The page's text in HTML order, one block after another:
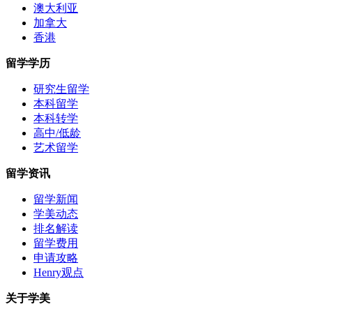
澳大利亚
加拿大
香港
留学学历
研究生留学
本科留学
本科转学
高中/低龄
艺术留学
留学资讯
留学新闻
学美动态
排名解读
留学费用
申请攻略
Henry观点
关于学美